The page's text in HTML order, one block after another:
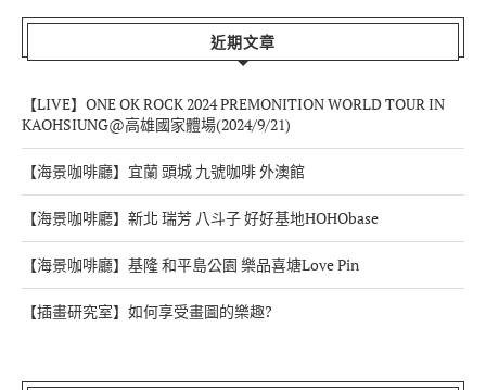
近期文章
【LIVE】ONE OK ROCK 2024 PREMONITION WORLD TOUR IN
KAOHSIUNG@高雄國家體場(2024/9/21)
【海景咖啡廳】宜蘭 頭城 九號咖啡 外澳館
【海景咖啡廳】新北 瑞芳 八斗子 好好基地HOHObase
【海景咖啡廳】基隆 和平島公園 樂品喜塘Love Pin
【插畫研究室】如何享受畫圖的樂趣?